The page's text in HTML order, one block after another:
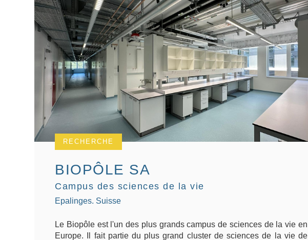
RECHERCHE
BIOPÔLE SA
Campus des sciences de la vie
Epalinges. Suisse
Le Biopôle est l'un des plus grands campus de sciences de la vie en
Europe. Il fait partie du plus grand cluster de sciences de la vie de